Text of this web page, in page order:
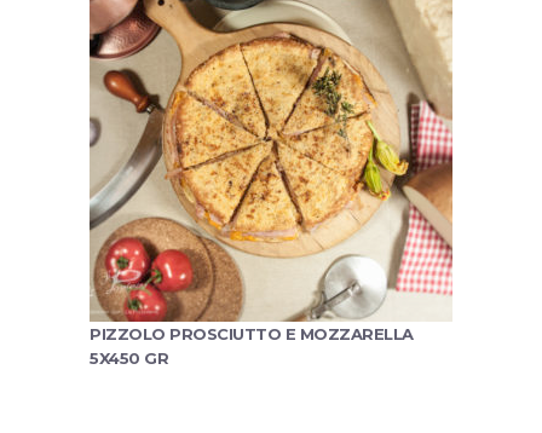
PIZZOLO PROSCIUTTO E MOZZARELLA
5X450 GR